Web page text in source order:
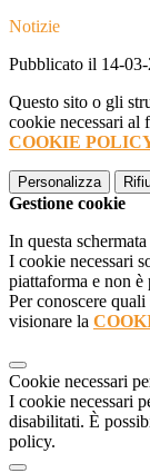
Notizie
Pubblicato il 14-
Questo sito o gli
cookie necessari al
COOKIE
Personalizza
Gestione cookie
In questa
I cookie necessari
piattaforma e non
Per conoscere
visionare la
Cookie necessari
I cookie necessari
disabilitati. È
policy.